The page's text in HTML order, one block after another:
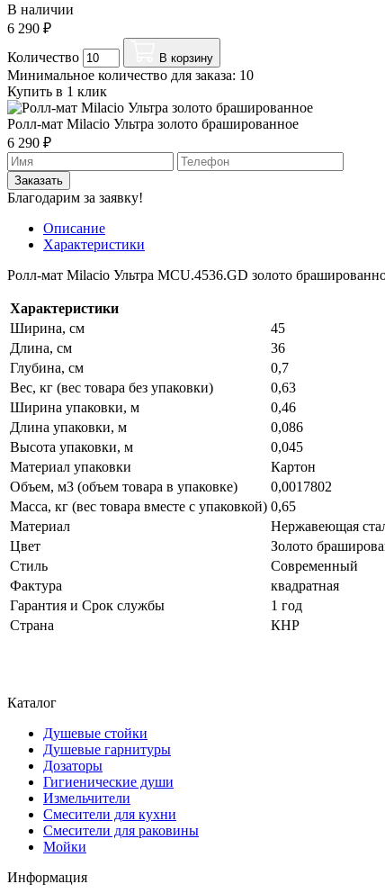
В наличии
6 290 ₽
Количество
В корзину
Минимальное количество для заказа: 10
Купить в 1 клик
Ролл-мат Milacio Ультра золото брашированное
6 290 ₽
Заказать
Благодарим за заявку!
Описание
Характеристики
Ролл-мат Milacio Ультра MCU.4536.GD золото
Характеристики
Ширина, см
45
Длина, см
36
Глубина, см
0,7
Вес, кг (вес товара без упаковки)
0,63
Ширина упаковки, м
0,46
Длина упаковки, м
0,086
Высота упаковки, м
0,045
Материал упаковки
Картон
Объем, м3 (объем товара в упаковке)
0,0017802
Масса, кг (вес товара вместе с упаковкой) 0,65
Материал
Нержавеющая
Цвет
Золото
Стиль
Современный
Фактура
квадратная
Гарантия и Срок службы
1 год
Страна
КНР
Каталог
Душевые стойки
Душевые гарнитуры
Дозаторы
Гигиенические души
Измельчители
Смесители для кухни
Смесители для раковины
Мойки
Информация